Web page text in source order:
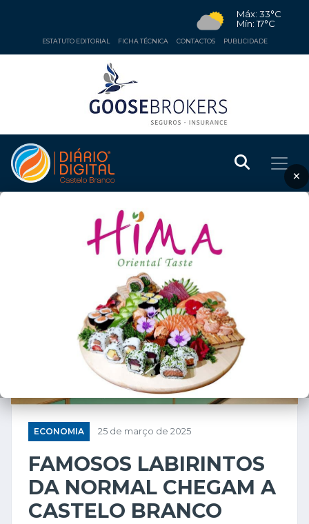
Máx: 33°C
Mín: 17°C
ESTATUTO EDITORIAL FICHA TÉCNICA CONTACTOS PUBLICIDADE
×
ECONOMIA 25 de março de 2025
FAMOSOS LABIRINTOS
DA NORMAL CHEGAM A
CASTELO BRANCO